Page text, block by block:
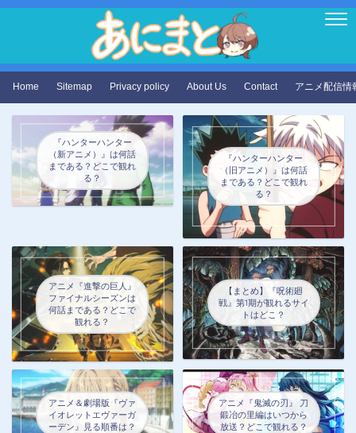
Home Sitemap Privacy policy About Us Contact アニメ配信情
『ハンターハンター
（新アニメ）』は何話
まである？どこで観れ
る？
『ハンターハンター
（旧アニメ）』は何話
まである？どこで観れ
る？
アニメ『進撃の巨人』
ファイナルシーズンは
何話まである？どこで
観れる？
【まとめ】『呪術廻
戦』第1期が観れるサイ
トはどこ？
アニメ＆劇場版『ヴァ
イオレットエヴァーガ
ーデン』見る順番は？
アニメ『鬼滅の刃』 刀
鍛冶の里編はいつから
放送？どこで観れる？